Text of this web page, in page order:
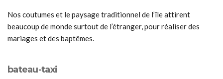
Nos coutumes et le paysage traditionnel de l’île attirent
beaucoup de monde surtout de l’étranger, pour réaliser des
mariages et des baptêmes.
bateau-taxi